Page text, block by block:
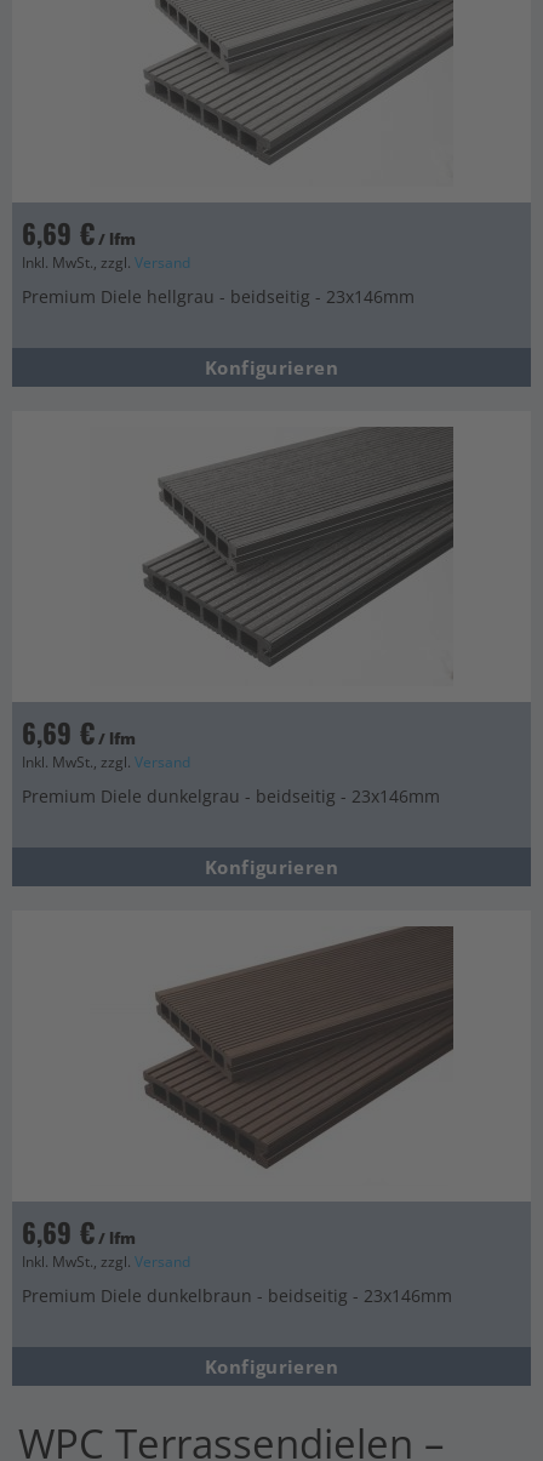
6,69 €/ lfm
Inkl. MwSt., zzgl. Versand
Premium Diele hellgrau - beidseitig - 23x146mm
Konfigurieren
6,69 €/ lfm
Inkl. MwSt., zzgl. Versand
Premium Diele dunkelgrau - beidseitig - 23x146mm
Konfigurieren
6,69 €/ lfm
Inkl. MwSt., zzgl. Versand
Premium Diele dunkelbraun - beidseitig - 23x146mm
Konfigurieren
WPC Terrassendielen –